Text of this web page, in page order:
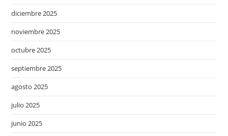
diciembre 2025
noviembre 2025
octubre 2025
septiembre 2025
agosto 2025
julio 2025
junio 2025